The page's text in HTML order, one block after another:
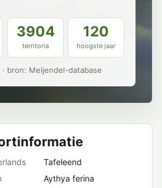
3904
territoria
120
hoogste jaar
bron: Meijendel-database
Tafeleend
Aythya ferina